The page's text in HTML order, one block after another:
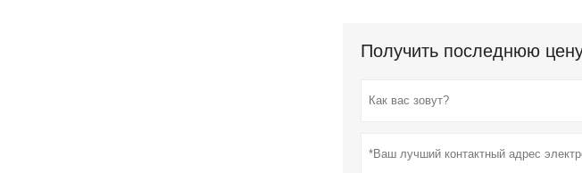
Получить последнюю